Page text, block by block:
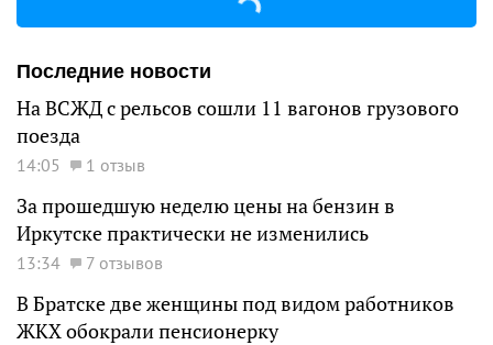
Последние новости
На ВСЖД с рельсов сошли 11 вагонов грузового
поезда
14:05 1 отзыв
За прошедшую неделю цены на бензин в
Иркутске практически не изменились
13:34 7 отзывов
В Братске две женщины под видом работников
ЖКХ обокрали пенсионерку